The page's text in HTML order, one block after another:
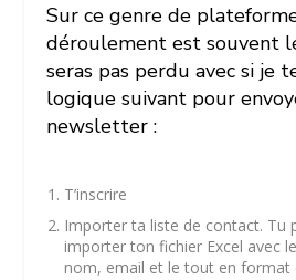
Sur ce genre de
déroulement est souvent
seras pas perdu avec si je
logique suivant pour
newsletter :
T’inscrire
Importer ta liste de contact. Tu
importer ton fichier Excel avec
nom, email et le tout en format